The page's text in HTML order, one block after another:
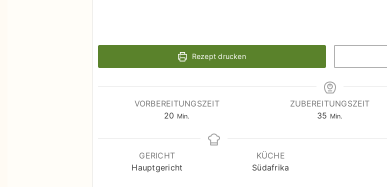
Rezept drucken
VORBEREITUNGSZEIT
20 Minuten
Min.
ZUBEREITUNGSZEIT
35 Minuten
Min.
GERICHT
Hauptgericht
KÜCHE
Südafrika